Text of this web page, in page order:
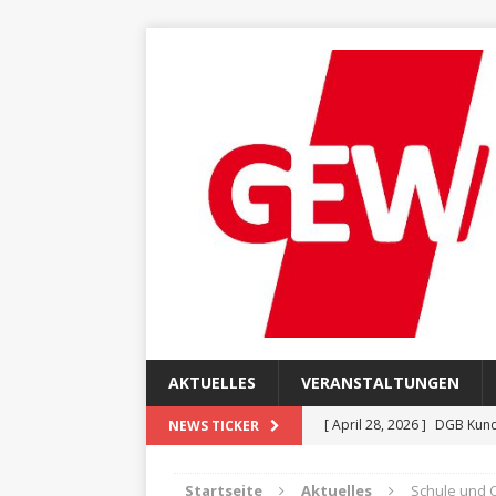
AKTUELLES VERANSTALTUNGEN
NEWS TICKER [ April 28, 2026 ] DGB
Startseite Aktuelles Schule und